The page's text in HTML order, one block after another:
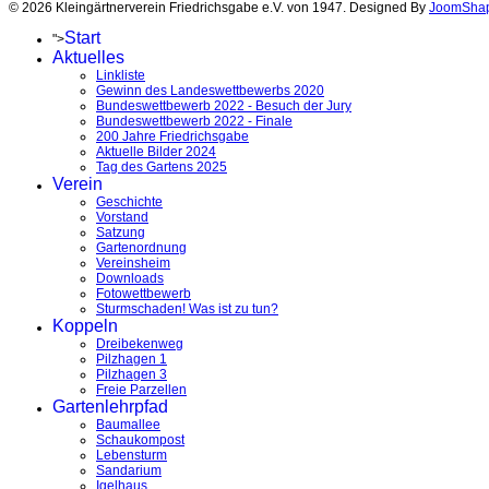
© 2026 Kleingärtnerverein Friedrichsgabe e.V. von 1947. Designed By
">Start
Aktuelles
Linkliste
Gewinn des Landeswettbewerbs 2020
Bundeswettbewerb 2022 - Besuch der Jury
Bundeswettbewerb 2022 - Finale
200 Jahre Friedrichsgabe
Aktuelle Bilder 2024
Tag des Gartens 2025
Verein
Geschichte
Vorstand
Satzung
Gartenordnung
Vereinsheim
Downloads
Fotowettbewerb
Sturmschaden! Was ist zu tun?
Koppeln
Dreibekenweg
Pilzhagen 1
Pilzhagen 3
Freie Parzellen
Gartenlehrpfad
Baumallee
Schaukompost
Lebensturm
Sandarium
Igelhaus